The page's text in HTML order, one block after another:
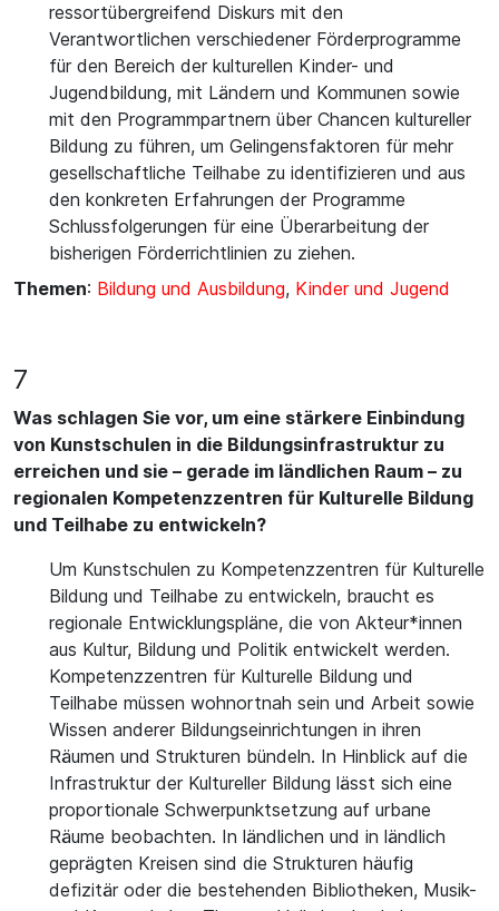
ressortübergreifend Diskurs mit den
Verantwortlichen verschiedener Förderprogramme
für den Bereich der kulturellen Kinder- und
Jugendbildung, mit Ländern und Kommunen sowie
mit den Programmpartnern über Chancen kultureller
Bildung zu führen, um Gelingensfaktoren für mehr
gesellschaftliche Teilhabe zu identifizieren und aus
den konkreten Erfahrungen der Programme
Schlussfolgerungen für eine Überarbeitung der
bisherigen Förderrichtlinien zu ziehen.
Themen: Bildung und Ausbildung, Kinder und Jugend
7
Was schlagen Sie vor, um eine stärkere Einbindung
von Kunstschulen in die Bildungsinfrastruktur zu
erreichen und sie – gerade im ländlichen Raum – zu
regionalen Kompetenzzentren für Kulturelle Bildung
und Teilhabe zu entwickeln?
Um Kunstschulen zu Kompetenzzentren für Kulturelle
Bildung und Teilhabe zu entwickeln, braucht es
regionale Entwicklungspläne, die von Akteur*innen
aus Kultur, Bildung und Politik entwickelt werden.
Kompetenzzentren für Kulturelle Bildung und
Teilhabe müssen wohnortnah sein und Arbeit sowie
Wissen anderer Bildungseinrichtungen in ihren
Räumen und Strukturen bündeln. In Hinblick auf die
Infrastruktur der Kultureller Bildung lässt sich eine
proportionale Schwerpunktsetzung auf urbane
Räume beobachten. In ländlichen und in ländlich
geprägten Kreisen sind die Strukturen häufig
defizitär oder die bestehenden Bibliotheken, Musik-